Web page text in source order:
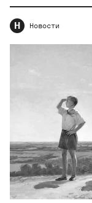
Н Новости